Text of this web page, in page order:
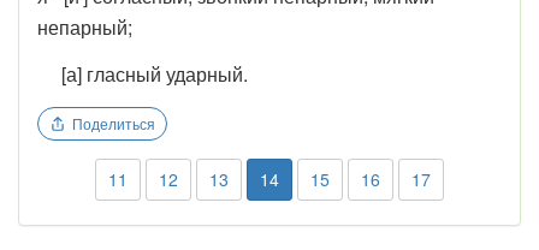
непарный;
[а] гласный ударный.
Поделиться
11 12 13 14 15 16 17